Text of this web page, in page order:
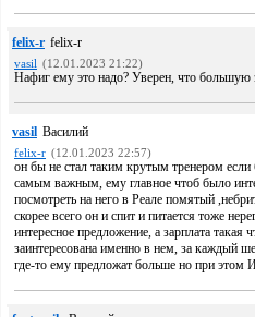
felix-r felix-r
vasil (12.01.2023 21:22)
Нафиг ему это надо? Уверен, что большую
vasil Василий
felix-r (12.01.2023 22:57)
он бы не стал таким крутым тренером
самым важным, ему главное чтоб было
посмотреть на него в Реале помятый
скорее всего он и спит и питается тоже
интересное предложение, а зарплата такая
заинтересована именно в нем, за каждый
где-то ему предложат больше но при этом